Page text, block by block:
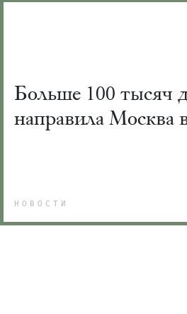
Больше 100 тысяч
направила Москва
НОВОСТИ